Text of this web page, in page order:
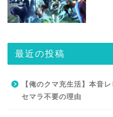
最近の投稿
【俺のクマ充生活】本音
セマラ不要の理由